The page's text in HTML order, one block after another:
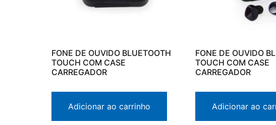
FONE DE OUVIDO BLUETOOTH
TOUCH COM CASE
CARREGADOR
Adicionar ao carrinho
FONE DE OUVIDO
TOUCH COM CASE
CARREGADOR
Adicionar ao